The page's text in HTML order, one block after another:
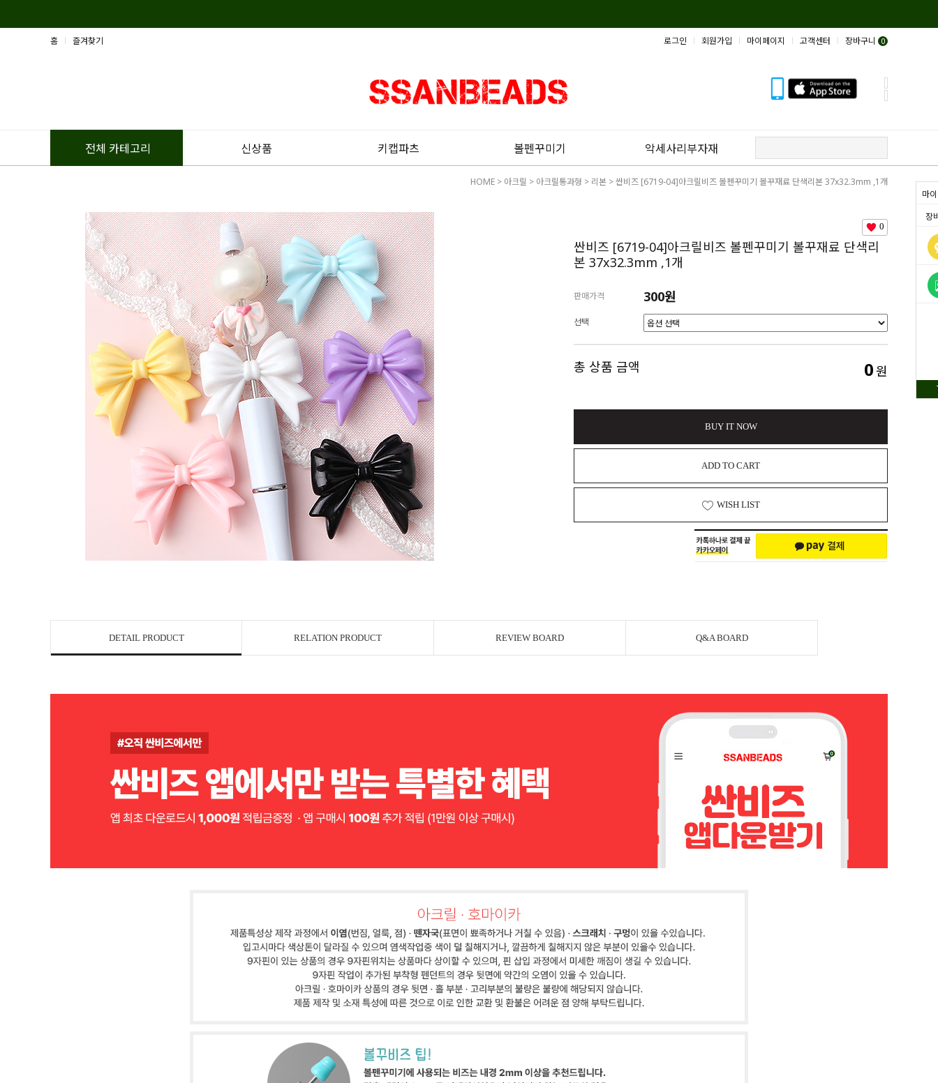
마
장
홈 즐겨찾기 로그인 회원가입 마이페이지 고객센터 장바구니 0
전체 카테고리 신상품 키캡파츠 볼펜꾸미기 악세사리부자재
HOME > 아크릴 > 아크릴통과형 > 리본 > 싼비즈 [6719-04]아크릴비즈 볼펜꾸미기 볼꾸재료 단색리본 37x32.3mm ,1개
0
싼비즈 [6719-04]아크릴비즈 볼펜꾸미기 볼꾸재료 단색리
본 37x32.3mm ,1개
판매가격 300원
선택
총 상품 금액 0원
BUY IT NOW
ADD TO CART
WISH LIST
DETAIL PRODUCT RELATION PRODUCT REVIEW BOARD Q&A BOARD